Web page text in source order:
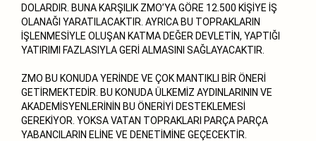
DOLARDIR. BUNA KARŞILIK ZMO’YA GÖRE 12.500 KİŞİYE İŞ
OLANAĞI YARATILACAKTIR. AYRICA BU TOPRAKLARIN
İŞLENMESİYLE OLUŞAN KATMA DEĞER DEVLETİN, YAPTIĞI
YATIRIMI FAZLASIYLA GERİ ALMASINI SAĞLAYACAKTIR.
ZMO BU KONUDA YERİNDE VE ÇOK MANTIKLI BİR ÖNERİ
GETİRMEKTEDİR. BU KONUDA ÜLKEMİZ AYDINLARININ VE
AKADEMİSYENLERİNİN BU ÖNERİYİ DESTEKLEMESİ
GEREKİYOR. YOKSA VATAN TOPRAKLARI PARÇA PARÇA
YABANCILARIN ELİNE VE DENETİMİNE GEÇECEKTİR.